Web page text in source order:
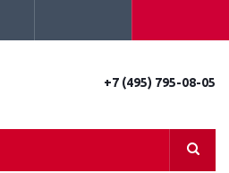
+7 (495) 795-08-05